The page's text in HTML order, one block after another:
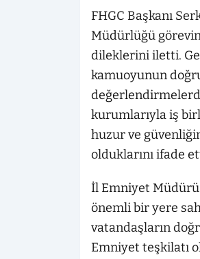
FHGC Başkanı
Müdürlüğü
dileklerini iletti.
kamuoyunun
kurumlarıyla iş
huzur ve
olduklarını ifade
İl Emniyet
önemli bir yere
vatandaşların
Emniyet teşkilatı